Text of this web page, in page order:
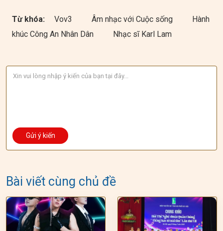
Từ khóa: Vov3 Âm nhạc với Cuộc sống
Hành
khúc Công An Nhân Dân
Nhạc sĩ Karl Lam
Bài viết cùng chủ đề